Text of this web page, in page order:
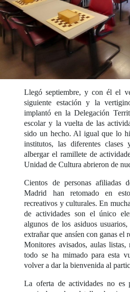
Llegó septiembre, y con él el
siguiente estación y la
implantó en la Delegación
escolar y la vuelta de las
sido un hecho. Al igual que lo
institutos, las diferentes clases
albergar el ramillete de
Unidad de Cultura abrieron de
Cientos de personas afiliadas
Madrid han retomado en
recreativos y culturales. En
de actividades son el único
algunos de los asiduos
extrañar que ansíen con ganas el
Monitores avisados, aulas listas,
todo se ha mimado para esta
volver a dar la bienvenida al
La oferta de actividades no es